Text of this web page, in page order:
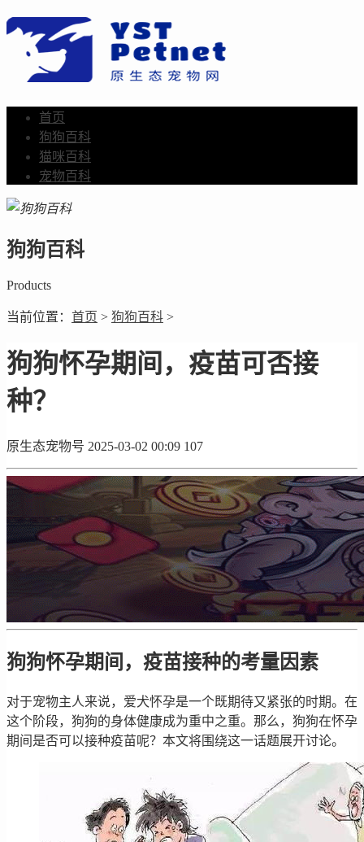
首页
狗狗百科
猫咪百科
宠物百科
狗狗百科
Products
当前位置： 首页 > 狗狗百科 >
狗狗怀孕期间，疫苗可否接
种？
原生态宠物号 2025-03-02 00:09 107
狗狗怀孕期间，疫苗接种的考量因素
对于宠物主人来说，爱犬怀孕是一个既期待又紧张的时期。在
这个阶段，狗狗的身体健康成为重中之重。那么，狗狗在怀孕
期间是否可以接种疫苗呢？本文将围绕这一话题展开讨论。